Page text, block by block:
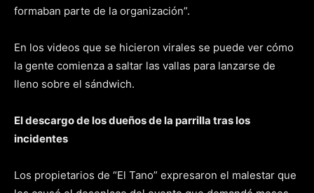
formaban parte de la organización”.
En los videos que se hicieron virales se puede ver cómo
la gente comienza a saltar las vallas para lanzarse de
lleno sobre el sándwich.
El descargo de los dueños de la parrilla tras los
incidentes
Los propietarios de “El Tano” expresaron el malestar que